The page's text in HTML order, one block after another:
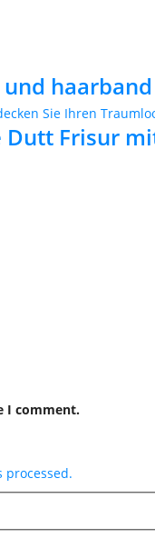
haarband
Frisur
I comment.
processed.